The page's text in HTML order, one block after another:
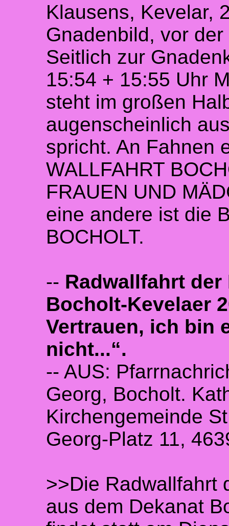
Klausens, Kevelar,
Gnadenbild, vor
Seitlich zur
15:54 + 15:55 Uhr
steht im großen
augenscheinlich
spricht. An Fahnen
WALLFAHRT
FRAUEN UND
eine andere ist die
BOCHOLT.
-- Radwallfahrt der
Bocholt-Kevelaer
Vertrauen, ich bin
nicht...“.
-- AUS:
Georg, Bocholt.
Kirchengemeinde
Georg-Platz 11,
>>Die Radwallfahrt
aus dem Dekanat